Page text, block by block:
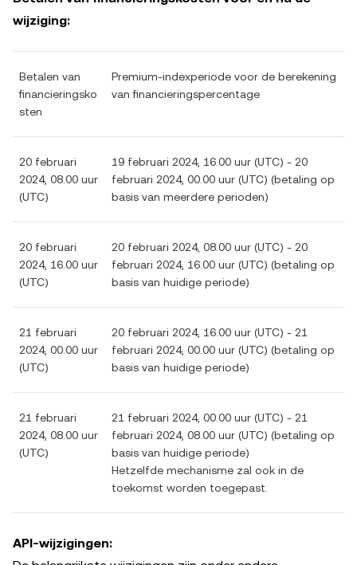
wijziging:
Betalen van
financieringsko
sten
Premium-indexperiode voor de berekening
van financieringspercentage
20 februari
2024, 08.00 uur
(UTC)
19 februari 2024, 16.00 uur (UTC) - 20
februari 2024, 00.00 uur (UTC) (betaling op
basis van meerdere perioden)
20 februari
2024, 16.00 uur
(UTC)
20 februari 2024, 08.00 uur (UTC) - 20
februari 2024, 16.00 uur (UTC) (betaling op
basis van huidige periode)
21 februari
2024, 00.00 uur
(UTC)
20 februari 2024, 16.00 uur (UTC) - 21
februari 2024, 00.00 uur (UTC) (betaling op
basis van huidige periode)
21 februari
2024, 08.00 uur
(UTC)
21 februari 2024, 00.00 uur (UTC) - 21
februari 2024, 08.00 uur (UTC) (betaling op
basis van huidige periode)
Hetzelfde mechanisme zal ook in de
toekomst worden toegepast.
API-wijzigingen: